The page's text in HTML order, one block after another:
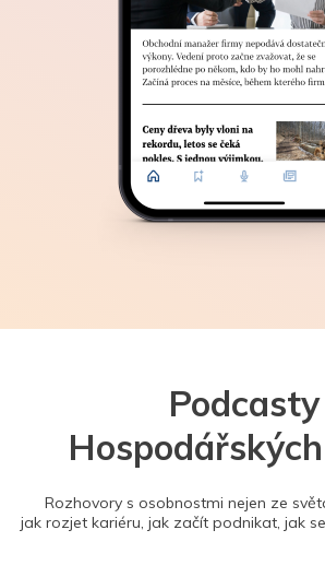
Podcasty
Rozhovory s osobnostmi nejen ze
jak rozjet kariéru, jak začít podnikat, jak